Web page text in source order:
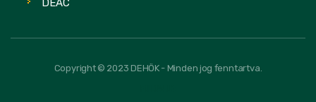
DEAC
Copyright © 2023 DEHÖK - Minden jog fenntartva.